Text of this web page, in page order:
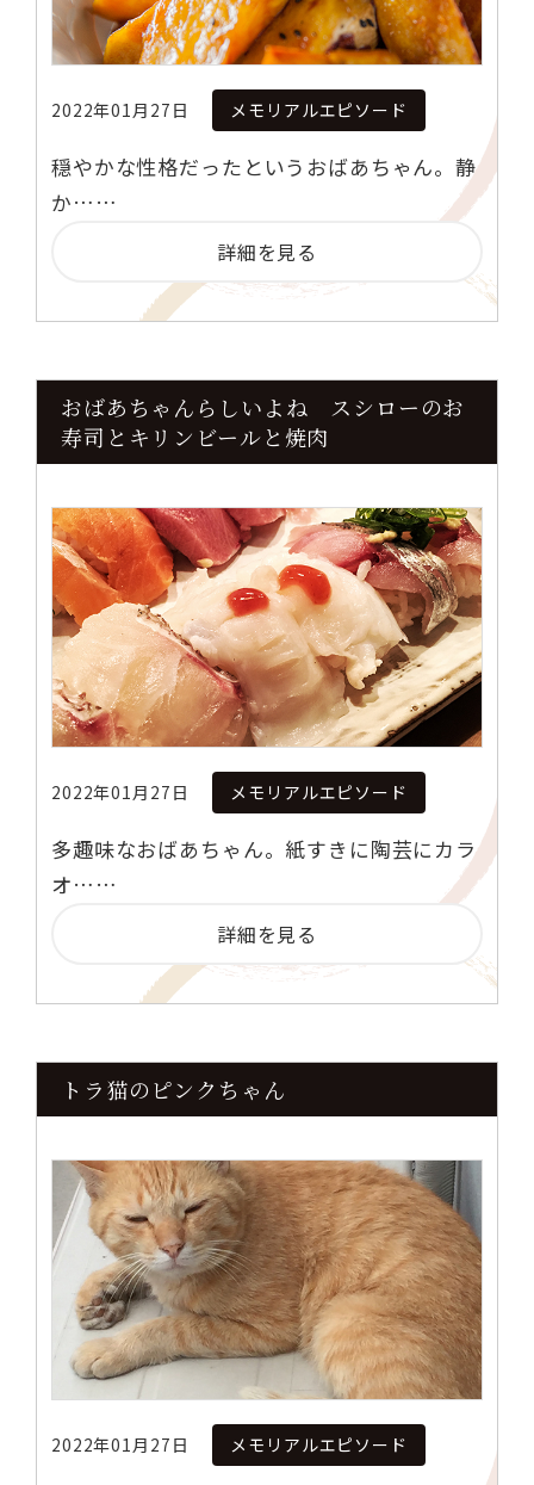
2022年01月27日 メモリアルエピソード
穏やかな性格だったというおばあちゃん。静
か……
詳細を見る
おばあちゃんらしいよね スシローのお
寿司とキリンビールと焼肉
2022年01月27日 メモリアルエピソード
多趣味なおばあちゃん。紙すきに陶芸にカラ
オ……
詳細を見る
トラ猫のピンクちゃん
2022年01月27日 メモリアルエピソード